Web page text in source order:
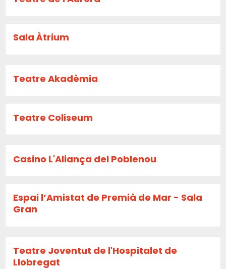
Sala Àtrium
Teatre Akadèmia
Teatre Coliseum
Casino L'Aliança del Poblenou
Espai l’Amistat de Premià de Mar - Sala
Gran
Teatre Joventut de l'Hospitalet de
Llobregat